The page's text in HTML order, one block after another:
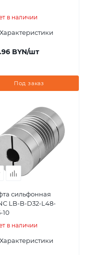
в наличии
Характеристики
BYN/шт
Под заказ
сильфонная
LB-B-D32-L48-
10
в наличии
Характеристики